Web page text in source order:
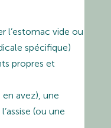
l’estomac vide ou
spécifique)
propres et
avez), une
(ou une